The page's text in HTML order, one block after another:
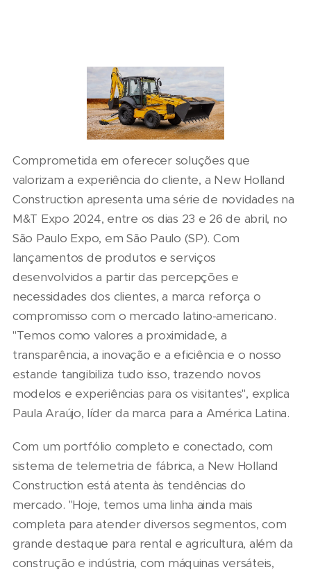
Comprometida em oferecer soluções que
valorizam a experiência do cliente, a New Holland
Construction apresenta uma série de novidades na
M&T Expo 2024, entre os dias 23 e 26 de abril, no
São Paulo Expo, em São Paulo (SP). Com
lançamentos de produtos e serviços
desenvolvidos a partir das percepções e
necessidades dos clientes, a marca reforça o
compromisso com o mercado latino-americano.
"Temos como valores a proximidade, a
transparência, a inovação e a eficiência e o nosso
estande tangibiliza tudo isso, trazendo novos
modelos e experiências para os visitantes", explica
Paula Araújo, líder da marca para a América Latina.
Com um portfólio completo e conectado, com
sistema de telemetria de fábrica, a New Holland
Construction está atenta às tendências do
mercado. "Hoje, temos uma linha ainda mais
completa para atender diversos segmentos, com
grande destaque para rental e agricultura, além da
construção e indústria, com máquinas versáteis,